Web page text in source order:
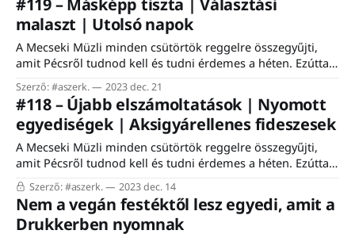
meghatározó kulturális intézménye volt. Az eredetileg 680
férőhelyes beltéri moziterem később egy 1100 ülőhelyes
kertmozival is bővült,
#119 – Másképp tiszta | Választási
malaszt | Utolsó napok
A Mecseki Müzli minden csütörtök reggelre összegyűjti,
amit Pécsről tudnod kell és tudni érdemes a héten. Ezúttal
az ingyenes feliratkozók is a teljes hírlevelet kapják. Nincs
ez mindig így. Ha minden tartalmat mindig meg szeretnél
kapni, akkor válts előfizetésre! #aszerk. Lásztminitbe' még
péntek reggel 9-ig tudsz ajándék Mecseki
Szerző: #aszerk. 2023 dec. 21
#118 – Újabb elszámoltatások | Nyomott
egyediségek | Aksigyárellenes fideszesek
A Mecseki Müzli minden csütörtök reggelre összegyűjti,
amit Pécsről tudnod kell és tudni érdemes a héten. Ezúttal
csak az előfizetők kapják a teljes hírlevelet. #aszerk. 1.
Érezhetően közeleg az év vége, jövő héttől a Mecseki Müzli
is csökkentett üzemmódban működik csak. A legfontosabb
hírek így is minden csütörtökön megérkeznek majd
Szerző: #aszerk. 2023 dec. 14
Nem a vegán festéktől lesz egyedi, amit a
Drukkerben nyomnak